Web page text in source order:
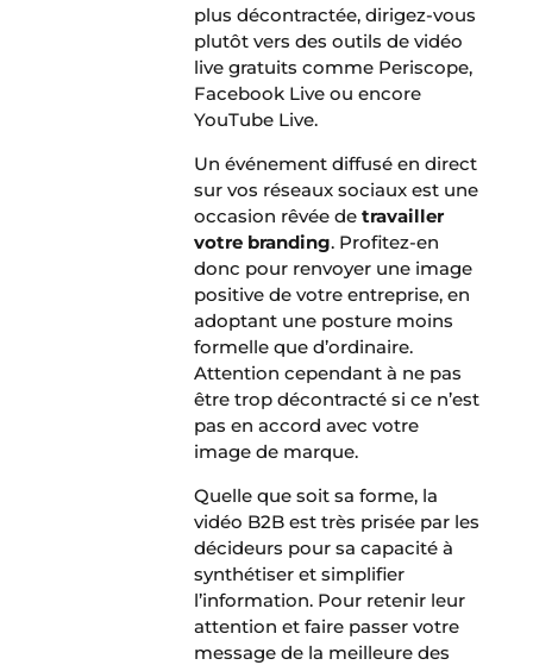
plus décontractée, dirigez-vous
plutôt vers des outils de vidéo
live gratuits comme Periscope,
Facebook Live ou encore
YouTube Live.
Un événement diffusé en direct
sur vos réseaux sociaux est une
occasion rêvée detravailler
votre branding. Profitez-en
donc pour renvoyer une image
positive de votre entreprise, en
adoptant une posture moins
formelle que d’ordinaire.
Attention cependant à ne pas
être trop décontracté si ce n’est
pas en accord avec votre
image de marque.
Quelle que soit sa forme, la
vidéo B2B est très prisée par les
décideurs pour sa capacité à
synthétiser et simplifier
l’information. Pour retenir leur
attention et faire passer votre
message de la meilleure des